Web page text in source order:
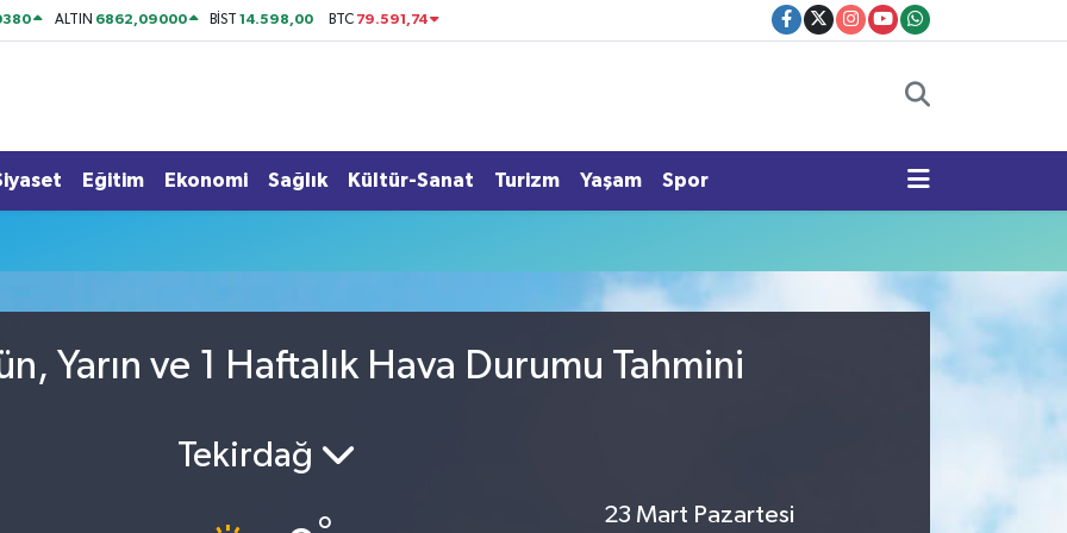
ALTIN 6862,09000 BİST14.598,00 BTC 79.591,74
Eğitim Ekonomi Sağlık Kültür-Sanat Turizm Yaşam Spor
Yarın ve 1 Haftalık Hava Durumu Tahmini
Tekirdağ
23 Mart Pazartesi